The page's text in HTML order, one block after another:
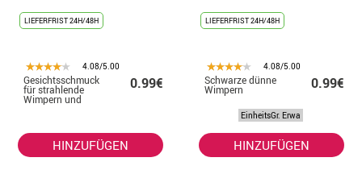
LIEFERFRIST 24H/48H
4.08/5.00
Gesichtsschmuck
für strahlende
Wimpern und
Augenbrauen
0.99€
HINZUFÜGEN
LIEFERFRIST 24H/48H
4.08/5.00
Schwarze dünne
Wimpern 0.99€
EinheitsGr. Erwa
HINZUFÜGEN